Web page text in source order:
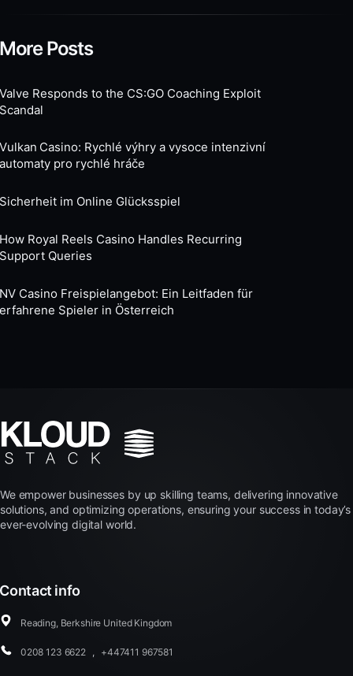
Posts
Valve Responds to the CS:GO Coaching Exploit
Scandal
Vulkan Casino: Rychlé výhry a vysoce intenzivní
automaty pro rychlé hráče
Sicherheit im Online Glücksspiel
How Royal Reels Casino Handles Recurring
Support Queries
NV Casino Freispielangebot: Ein Leitfaden für
erfahrene Spieler in Österreich
We empower businesses by up skilling teams, delivering innovative
solutions, and optimizing operations, ensuring your success in today’s
ever-evolving digital world.
Contact info
Reading, Berkshire United Kingdom
0208 123 6622 , +447411 967581